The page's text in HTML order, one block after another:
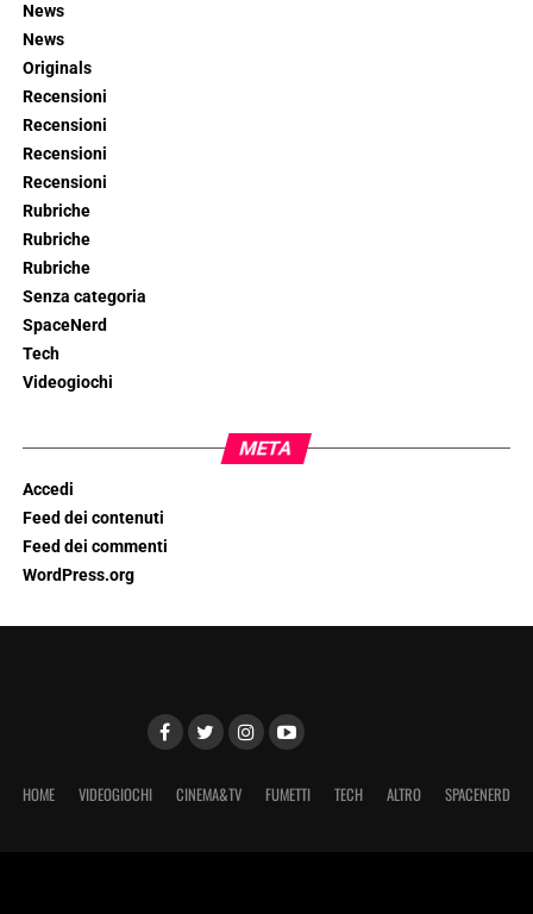
News
News
Originals
Recensioni
Recensioni
Recensioni
Recensioni
Rubriche
Rubriche
Rubriche
Senza categoria
SpaceNerd
Tech
Videogiochi
META
Accedi
Feed dei contenuti
Feed dei commenti
WordPress.org
HOME VIDEOGIOCHI CINEMA&TV FUMETTI TECH ALTRO SPACENERD